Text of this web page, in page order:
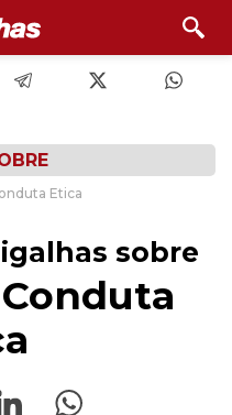
Etica
sobre